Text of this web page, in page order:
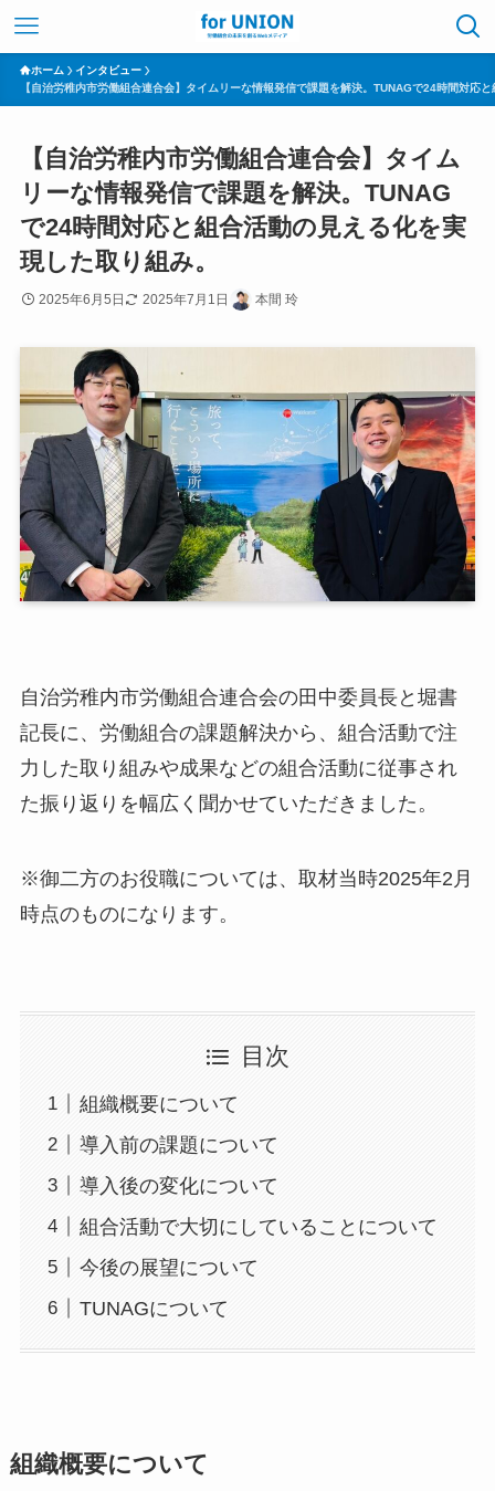
ホーム
インタビュー
【自治労稚内市労働組合連合会】タイムリーな情報発信で課題を解決。TUNAGで24時間対応
【自治労稚内市労働組合連合会】タイム
リーな情報発信で課題を解決。TUNAG
で24時間対応と組合活動の見える化を実
現した取り組み。
2025年6月5日 2025年7月1日 本間 玲
自治労稚内市労働組合連合会の田中委員長と堀書
記長に、労働組合の課題解決から、組合活動で注
力した取り組みや成果などの組合活動に従事され
た振り返りを幅広く聞かせていただきました。
※御二方のお役職については、取材当時2025年2月
時点のものになります。
目次
組織概要について
導入前の課題について
導入後の変化について
組合活動で大切にしていることについて
今後の展望について
TUNAGについて
組織概要について